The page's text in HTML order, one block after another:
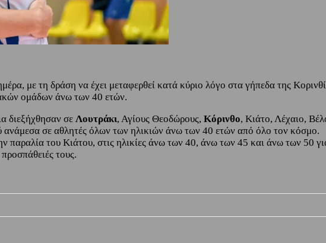
με τη δράση να έχει μεταφερθεί κατά κύριο λόγο στα γήπεδα της
ομάδων άνω των 40 ετών.
διεξήχθησαν σε Λουτράκι, Αγίους Θεοδώρους, Κόρινθο, Κιάτο, Λέχαιο,
ανάμεσα σε αθλητές όλων των ηλικιών άνω των 40 ετών από όλο τον κόσμο.
του Κιάτου, στις ηλικίες άνω των 40, άνω των 45 και άνω των 50
τους.